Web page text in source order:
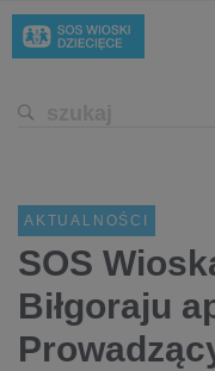
AKTUALNOŚCI
SOS
Biłgoraju